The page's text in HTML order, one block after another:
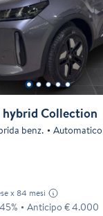
hybrid Collection
benz. Automatico
x 84 mesi
Anticipo € 4.000